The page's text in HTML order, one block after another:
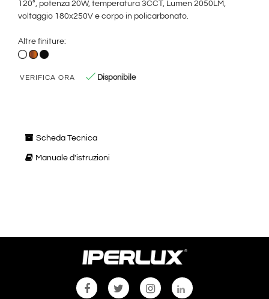
120°, potenza 20W, temperatura 3CCT, Lumen 2050LM,
voltaggio 180x250V e corpo in policarbonato.
Altre finiture:
VERIFICA ORA Disponibile
Scheda Tecnica
Manuale d'istruzioni